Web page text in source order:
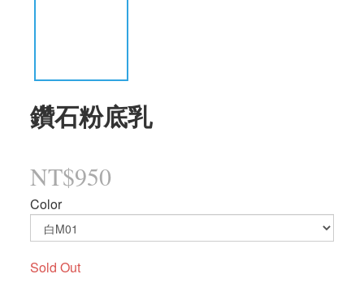
鑽石粉底乳
NT$950
Color
Sold Out